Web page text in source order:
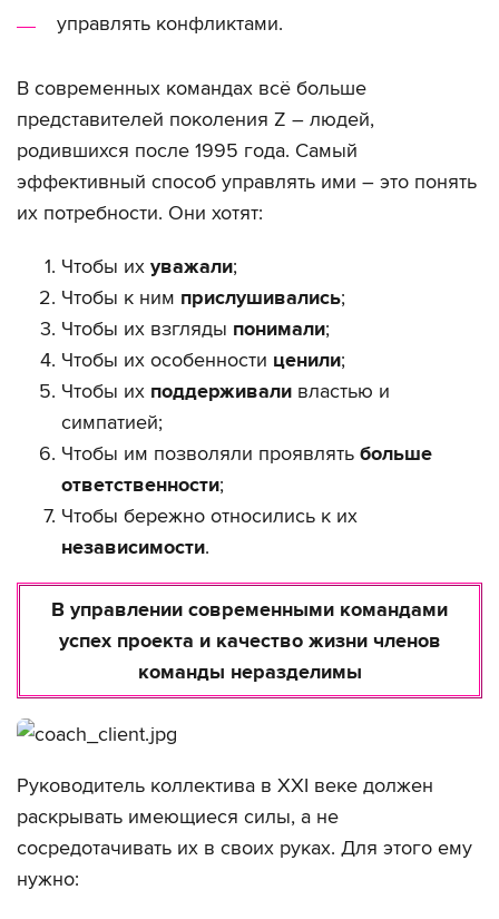
управлять конфликтами.
В современных командах всё больше
представителей поколения Z – людей,
родившихся после 1995 года. Самый
эффективный способ управлять ими – это понять
их потребности. Они хотят:
Чтобы их уважали;
Чтобы к ним прислушивались;
Чтобы их взгляды понимали;
Чтобы их особенности ценили;
Чтобы их поддерживали властью и
симпатией;
Чтобы им позволяли проявлять больше
ответственности;
Чтобы бережно относились к их
независимости.
В управлении современными командами
успех проекта и качество жизни членов
команды неразделимы
Руководитель коллектива в XXI веке должен
раскрывать имеющиеся силы, а не
сосредотачивать их в своих руках. Для этого ему
нужно: